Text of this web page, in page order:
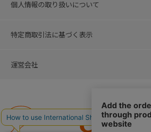
個人情報の取り扱いについて
特定商取引法に基づく表示
運営会社